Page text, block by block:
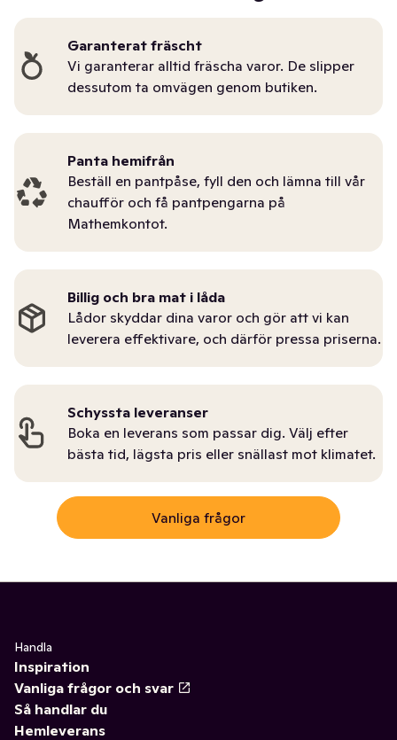
Garanterat fräscht
Vi garanterar alltid fräscha varor. De slipper
dessutom ta omvägen genom butiken.
Panta hemifrån
Beställ en pantpåse, fyll den och lämna till vår
chaufför och få pantpengarna på
Mathemkontot.
Billig och bra mat i låda
Lådor skyddar dina varor och gör att vi kan
leverera effektivare, och därför pressa priserna.
Schyssta leveranser
Boka en leverans som passar dig. Välj efter
bästa tid, lägsta pris eller snällast mot klimatet.
Vanliga frågor
Handla
Inspiration
Vanliga frågor och svar
Så handlar du
Hemleverans